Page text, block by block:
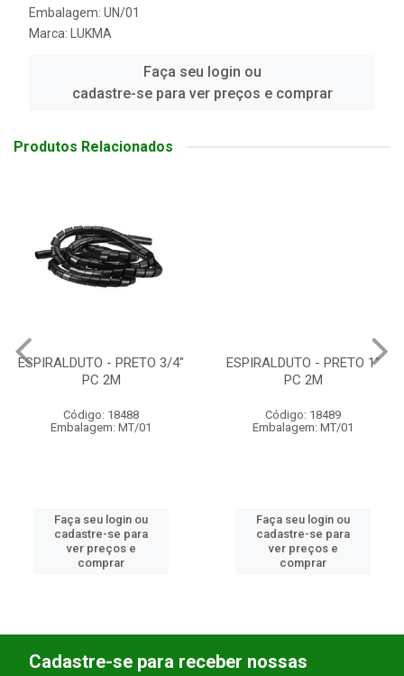
Embalagem: UN/01
Marca:
LUKMA
Faça seu login ou
cadastre-se para ver preços e comprar
Produtos Relacionados
ESPIRALDUTO - PRETO 3/4"
PC 2M
Código: 18488
Embalagem: MT/01
Faça seu login ou
cadastre-se para
ver preços e
comprar
ESPIRALDUTO - PRETO 1"
PC 2M
Código: 18489
Embalagem: MT/01
Faça seu login ou
cadastre-se para
ver preços e
comprar
Cadastre-se para receber nossas